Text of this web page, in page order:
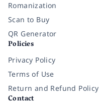
Romanization
Scan to Buy
QR Generator
Policies
Privacy Policy
Terms of Use
Return and Refund Policy
Contact